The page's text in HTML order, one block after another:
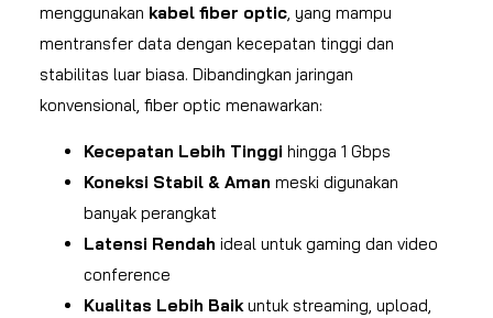
menggunakan kabel fiber optic, yang mampu
mentransfer data dengan kecepatan tinggi dan
stabilitas luar biasa. Dibandingkan jaringan
konvensional, fiber optic menawarkan:
Kecepatan Lebih Tinggi hingga 1 Gbps
Koneksi Stabil & Aman meski digunakan
banyak perangkat
Latensi Rendah ideal untuk gaming dan video
conference
Kualitas Lebih Baikuntuk streaming, upload,